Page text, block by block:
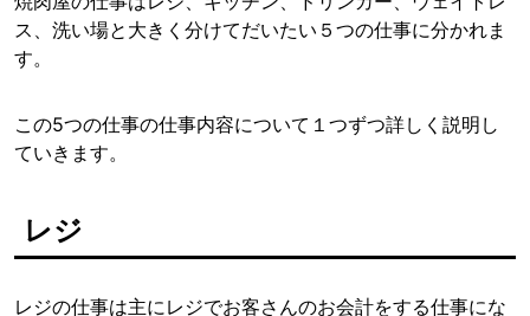
ス、洗い場と大きく分けてだいたい５つの仕事に分かれま
す。
この5つの仕事の仕事内容について１つずつ詳しく説明し
ていきます。
レジ
レジの仕事は主にレジでお客さんのお会計をする仕事にな